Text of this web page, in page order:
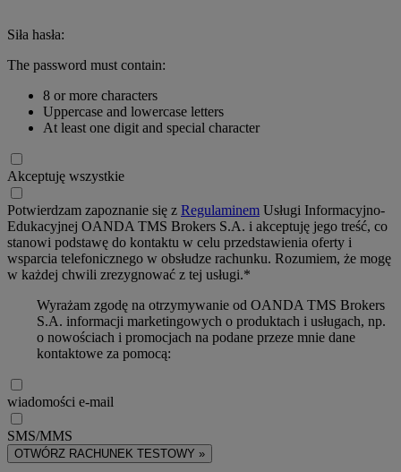
Siła hasła:
The password must contain:
8 or more characters
Uppercase and lowercase letters
At least one digit and special character
Akceptuję wszystkie
Potwierdzam zapoznanie się z Regulaminem Usługi Informacyjno-
Edukacyjnej OANDA TMS Brokers S.A. i akceptuję jego treść, co
stanowi podstawę do kontaktu w celu przedstawienia oferty i
wsparcia telefonicznego w obsłudze rachunku. Rozumiem, że mogę
w każdej chwili zrezygnować z tej usługi.*
Wyrażam zgodę na otrzymywanie od OANDA TMS Brokers
S.A. informacji marketingowych o produktach i usługach, np.
o nowościach i promocjach na podane przeze mnie dane
kontaktowe za pomocą:
wiadomości e-mail
SMS/MMS
OTWÓRZ RACHUNEK TESTOWY »